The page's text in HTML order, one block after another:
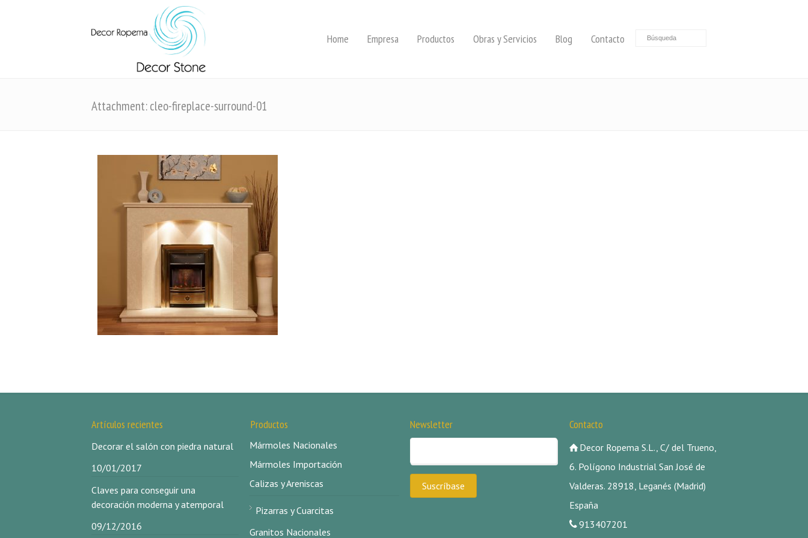
Home Empresa Productos Obras y Servicios Blog Contacto
Attachment: cleo-fireplace-surround-01
Artículos recientes
Decorar el salón con piedra natural
10/01/2017
Claves para conseguir una
decoración moderna y atemporal
09/12/2016
Productos
Mármoles Nacionales
Mármoles Importación
Calizas y Areniscas
Pizarras y Cuarcitas
Granitos Nacionales
Newsletter Contacto
Decor Ropema S.L., C/ del Trueno,
6. Polígono Industrial San José de
Valderas. 28918, Leganés (Madrid)
España
913407201